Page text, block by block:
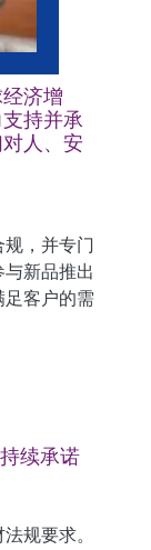
济增
持并承
人、安
，并专门
新品推出
客户的需
续承诺
规要求。